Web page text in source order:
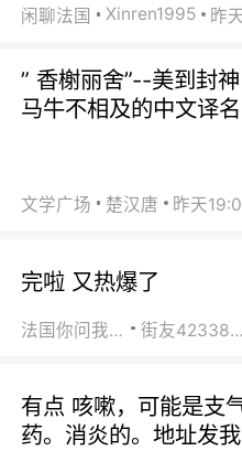
闲聊法国 Xinren1995 昨
” 香榭丽舍”--美到封
马牛不相及的中文译名
文学广场 楚汉唐 昨天
完啦 又热爆了
法国你问我答 街友42338202
有点 咳嗽，可能是支
药。消炎的。地址发